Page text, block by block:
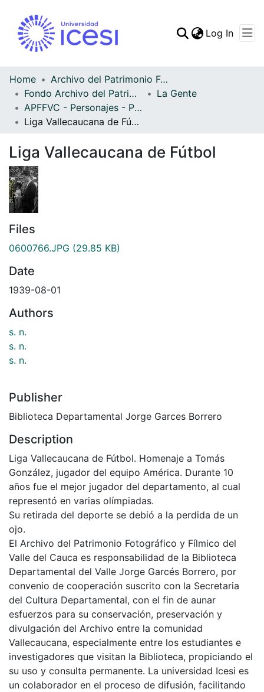
Statistics
Log In
Home
Archivo del Patrimonio Fotográfico y Fílmico del Valle del Cauca
Fondo Archivo del Patrimonio Fotográfico y Fílmico del Valle del Cauca
La Gente
APFFVC - Personajes - Patrimonial
Liga Vallecaucana de Fútbol
Liga Vallecaucana de Fútbol
Files
0600766.JPG (29.85 KB)
Date
1939-08-01
Authors
s. n.
s. n.
s. n.
Publisher
Biblioteca Departamental Jorge Garces Borrero
Description
Liga Vallecaucana de Fútbol. Homenaje a Tomás
González, jugador del equipo América. Durante 10
años fue el mejor jugador del departamento, al cual
representó en varias olímpiadas.
Su retirada del deporte se debió a la perdida de un
ojo.
El Archivo del Patrimonio Fotográfico y Fílmico del
Valle del Cauca es responsabilidad de la Biblioteca
Departamental del Valle Jorge Garcés Borrero, por
convenio de cooperación suscrito con la Secretaria
del Cultura Departamental, con el fin de aunar
esfuerzos para su conservación, preservación y
divulgación del Archivo entre la comunidad
Vallecaucana, especialmente entre los estudiantes e
investigadores que visitan la Biblioteca, propiciando el
su uso y consulta permanente. La universidad Icesi es
un colaborador en el proceso de difusión, facilitando